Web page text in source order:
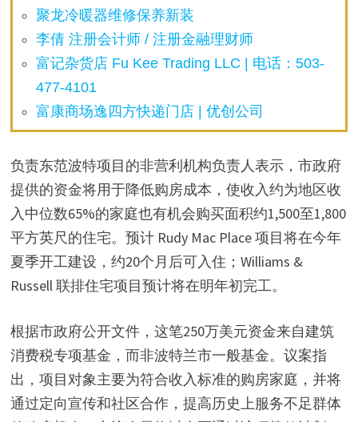
聚龙冷暖器维修保养新装
李倩 注册会计师 / 注册金融理财师
富记杂货店 Fu Kee Trading LLC | 电话：503-
477-4101
富康商场逸四方快递门店 | 优创公司
负责东范波特项目的非营利机构负责人表示，市政府
提供的资金将用于降低购房成本，使收入约为地区收
入中位数65%的家庭也有机会购买面积约1,500至1,800
平方英尺的住宅。预计 Rudy Mac Place 项目将在今年
夏季开工建设，约20个月后可入住；Williams &
Russell 联排住宅项目预计将在明年初完工。
根据市政府公开文件，这笔250万美元资金来自建筑
消费税专项基金，而非波特兰市一般基金。议案指
出，项目对象主要为符合收入标准的购房家庭，并将
通过定向宣传和社区合作，提高历史上服务不足群体